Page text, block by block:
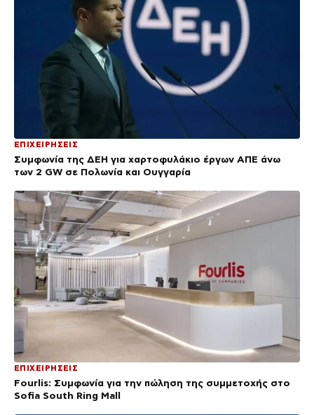
ΕΠΙΧΕΙΡΗΣΕΙΣ
Συμφωνία της ΔΕΗ για χαρτοφυλάκιο έργων ΑΠΕ άνω
των 2 GW σε Πολωνία και Ουγγαρία
ΕΠΙΧΕΙΡΗΣΕΙΣ
Fourlis: Συμφωνία για την πώληση της συμμετοχής στο
Sofia South Ring Mall